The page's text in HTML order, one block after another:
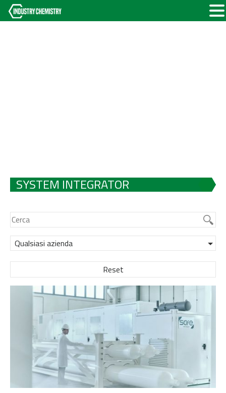
SYSTEM INTEGRATOR
Qualsiasi azienda
Reset